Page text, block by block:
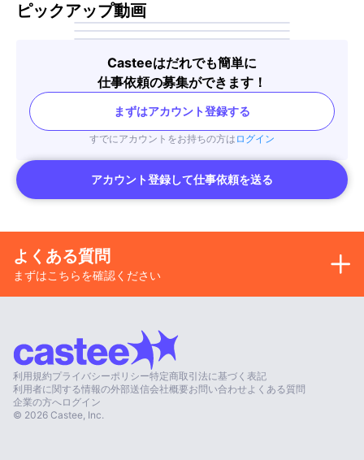
ピックアップ動画
Casteeはだれでも簡単に
仕事依頼の募集ができます！
まずはアカウント登録する
すでにアカウントをお持ちの方は ログイン
アカウント登録して仕事依頼を送る
よくある質問
まずはこちらを確認ください
利用規約プライバシーポリシー特定商取引法に基づく表記
利用者に関する情報の外部送信会社概要お問い合わせ よくある質問
企業の方へログイン
© 2026 Castee, Inc.